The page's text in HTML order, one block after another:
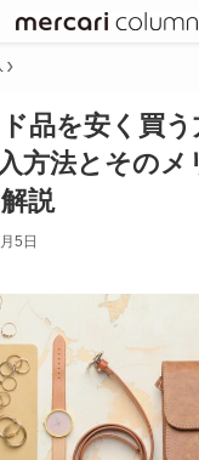
品を安く買う
方法とそのメ
説
5日